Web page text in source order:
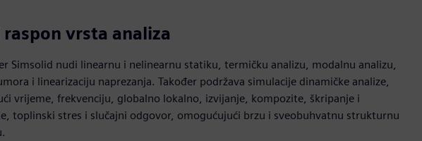
raspon vrsta analiza
Simsolid nudi linearnu i nelinearnu statiku, termičku analizu, modalnu analizu,
i linearizaciju naprezanja. Također podržava simulacije dinamičke analize,
vrijeme, frekvenciju, globalno lokalno, izvijanje, kompozite, škripanje i
toplinski stres i slučajni odgovor, omogućujući brzu i sveobuhvatnu strukturnu